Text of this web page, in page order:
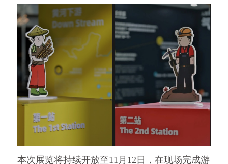
本次展览将持续开放至11月12日，在现场完成游